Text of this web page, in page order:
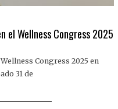
el Wellness Congress 2025
Congress 2025 en
31 de